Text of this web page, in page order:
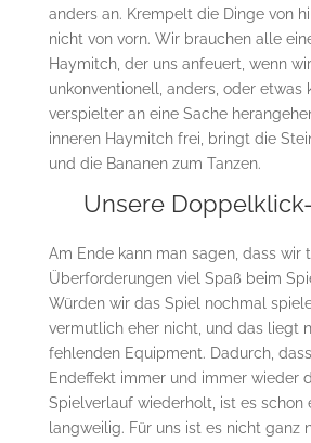
anders an. Krempelt die Dinge von
nicht von vorn. Wir brauchen alle
Haymitch, der uns anfeuert, wenn
unkonventionell, anders, oder etwas
verspielter an eine Sache
inneren Haymitch frei, bringt die
und die Bananen zum Tanzen.
Unsere
Am Ende kann man sagen, dass wir
Überforderungen viel Spaß beim
Würden wir das Spiel nochmal
vermutlich eher nicht, und das liegt
fehlenden Equipment. Dadurch,
Endeffekt immer und immer wieder
Spielverlauf wiederholt, ist es schon
langweilig. Für uns ist es nicht ganz